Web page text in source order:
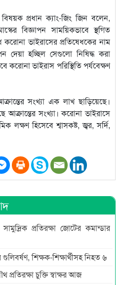
প্রধান ক্যাং-জিং জিন বলেন,
বিজ্ঞাপন সাময়িকভাবে স্থগিত
ভাইরাসের প্রতিষেধকের নাম
দেয়া হচ্ছিল সেগুলো নিষিদ্ধ করা
ভাইরাস পরিস্থিতি পর্যবেক্ষণ
সংখ্যা এক লাখ ছাড়িয়েছে।
আক্রান্তের সংখ্যা। করোনা ভাইরাসে
লক্ষণ হিসেবে শ্বাসকষ্ট, জ্বর, সর্দি,
প্রতিরক্ষা জোটের কমান্ডার
গুলিবর্ষণ, শিক্ষক-শিক্ষার্থীসহ নিহত ৬
প্রতিরক্ষা চুক্তি স্বাক্ষর আজ